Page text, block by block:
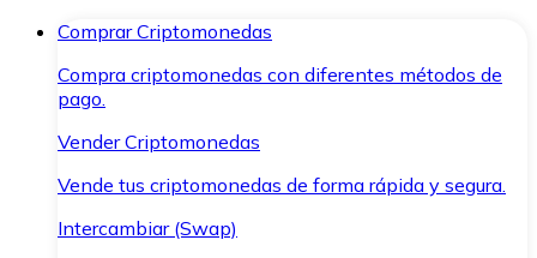
Comprar Criptomonedas
Compra criptomonedas con diferentes métodos de
pago.
Vender Criptomonedas
Vende tus criptomonedas de forma rápida y segura.
Intercambiar (Swap)